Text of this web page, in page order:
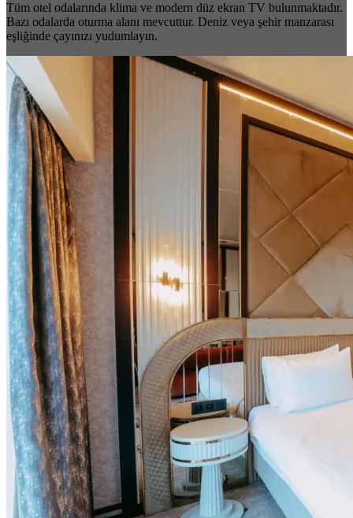
Tüm otel odalarında klima ve modern düz ekran TV bulunmaktadır.
Bazı odalarda oturma alanı mevcuttur. Deniz veya şehir manzarası
eşliğinde çayınızı yudumlayın.